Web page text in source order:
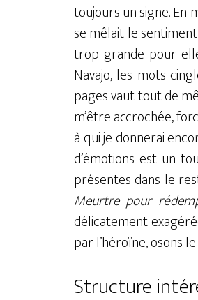
toujours un signe. En
se mêlait le
trop grande pour
Navajo, les mots
pages vaut tout de
m’être accrochée,
à qui je donnerai
d’émotions est un
présentes dans le
Meurtre pour
délicatement
par l’héroïne, osons
Structure